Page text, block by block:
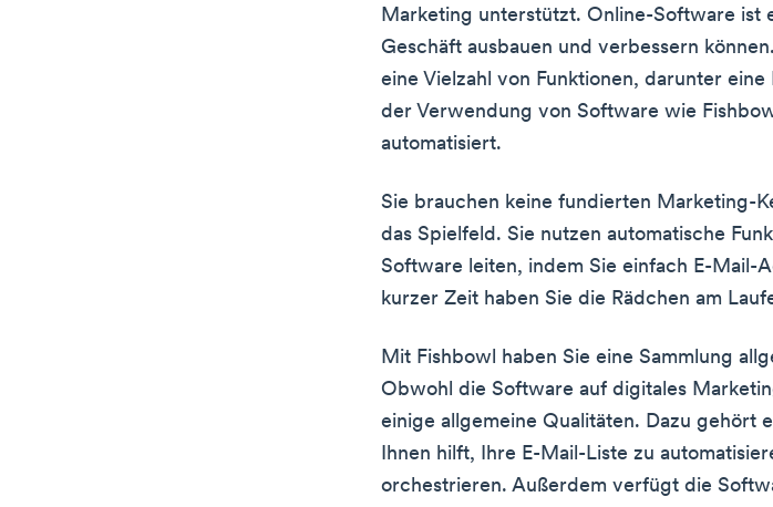
Marketing unterstützt. Online-Software ist
Geschäft ausbauen und verbessern
eine Vielzahl von Funktionen, darunter
der Verwendung von Software wie
automatisiert.
Sie brauchen keine fundierten Marketing-
das Spielfeld. Sie nutzen automatische
Software leiten, indem Sie einfach E-Mail-
kurzer Zeit haben Sie die Rädchen am
Mit Fishbowl haben Sie eine Sammlung
Obwohl die Software auf digitales
einige allgemeine Qualitäten. Dazu gehört
Ihnen hilft, Ihre E-Mail-Liste zu
orchestrieren. Außerdem verfügt die